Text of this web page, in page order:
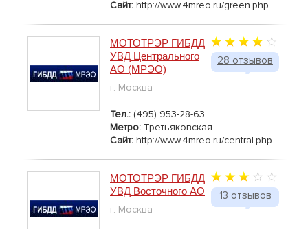
Сайт: http://www.4mreo.ru/green.php
28 отзывов
МОТОТРЭР ГИБДД
УВД Центрального
АО (МРЭО)
г. Москва
Тел.: (495) 953-28-63
Метро: Третьяковская
Сайт: http://www.4mreo.ru/central.php
13 отзывов
МОТОТРЭР ГИБДД
УВД Восточного АО
г. Москва